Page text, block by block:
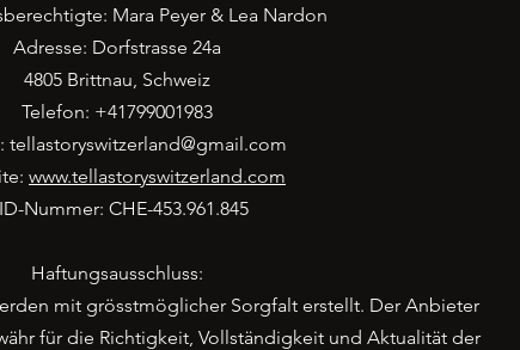
Mara Peyer & Lea Nardon
Adresse: Dorfstrasse 24a
4805 Brittnau, Schweiz
Telefon: +41799001983
tellastoryswitzerland@gmail.com
www.tellastoryswitzerland.com
Nummer: CHE-453.961.845
Haftungsausschluss:
mit grösstmöglicher Sorgfalt erstellt. Der Anbieter
für die Richtigkeit, Vollständigkeit und Aktualität der